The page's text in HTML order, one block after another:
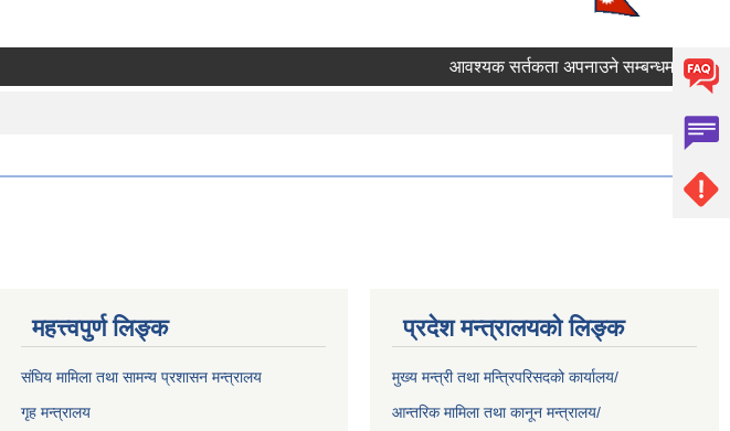
आवश्यक सर्तकता अपनाउने सम्बन्धमा।
महत्त्वपुर्ण लिङ्क
संघिय मामिला तथा सामन्य प्रशासन मन्त्रालय
गृह मन्त्रालय
प्रदेश मन्त्रालयको लिङ्क
मुख्य मन्त्री तथा मन्त्रिपरिसदको कार्यालय/
आन्तरिक मामिला तथा कानून मन्त्रालय/